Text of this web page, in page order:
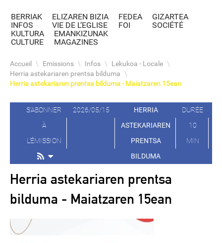
BERRIAK
INFOS
ELIZAREN BIZIA
VIE DE L’EGLISE
FEDEA
FOI
GIZARTEA
SOCIÉTÉ
KULTURA
CULTURE
EMANKIZUNAK
MAGAZINES
Accueil \ Emissions \ Infos \ Lekukoa - Locale \
Herria astekariaren prentsa bilduma \
Herria astekariaren prentsa bilduma - Maiatzaren 15ean
S'ABONNER
À
L'ÉMISSION
2026/05/15
HERRIA
ASTEKARIAREN
PRENTSA
BILDUMA
DURÉE
10
MIN
Herria astekariaren prentsa
bilduma - Maiatzaren 15ean